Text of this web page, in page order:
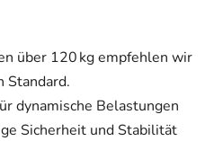
über 120 kg empfehlen wir
Standard.
dynamische Belastungen
Sicherheit und Stabilität